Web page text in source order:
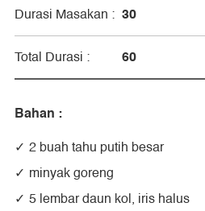
Durasi Masakan : 30
Total Durasi : 60
Bahan :
2 buah tahu putih besar
minyak goreng
5 lembar daun kol, iris halus